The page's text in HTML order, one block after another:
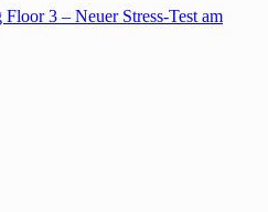
3 – Neuer Stress-Test am